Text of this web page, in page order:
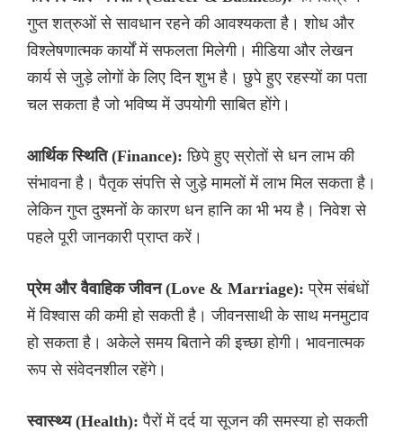
गुप्त शत्रुओं से सावधान रहने की आवश्यकता है। शोध और
विश्लेषणात्मक कार्यों में सफलता मिलेगी। मीडिया और लेखन
कार्य से जुड़े लोगों के लिए दिन शुभ है। छुपे हुए रहस्यों का पता
चल सकता है जो भविष्य में उपयोगी साबित होंगे।
आर्थिक स्थिति (Finance): छिपे हुए स्रोतों से धन लाभ की
संभावना है। पैतृक संपत्ति से जुड़े मामलों में लाभ मिल सकता है।
लेकिन गुप्त दुश्मनों के कारण धन हानि का भी भय है। निवेश से
पहले पूरी जानकारी प्राप्त करें।
प्रेम और वैवाहिक जीवन (Love & Marriage): प्रेम संबंधों
में विश्वास की कमी हो सकती है। जीवनसाथी के साथ मनमुटाव
हो सकता है। अकेले समय बिताने की इच्छा होगी। भावनात्मक
रूप से संवेदनशील रहेंगे।
स्वास्थ्य (Health): पैरों में दर्द या सूजन की समस्या हो सकती